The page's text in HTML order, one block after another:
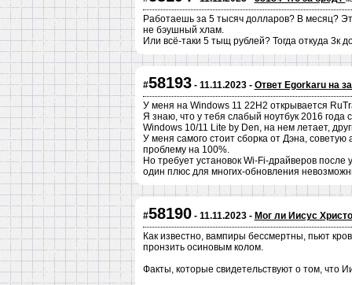
Работаешь за 5 тысяч долларов? В месяц?
не бэушный хлам.
Или всё-таки 5 тыщ рублей? Тогда откуда 3к
#58193- 11.11.2023 - Ответ Egorkaru на
У меня на Windows 11 22H2 открывается
Я знаю, что у тебя слабый ноутбук 2016 года
Windows 10/11 Lite by Den, на нем летает,
У меня самого стоит сборка от Дэна,
проблему на 100%.
Но требует установок Wi-Fi-драйверов
один плюс для многих-обновления
#58190- 11.11.2023 - Мог ли Иисус
Как известно, вампиры бессмертны, пьют
пронзить осиновым колом.
Факты, которые свидетельствуют о том, что